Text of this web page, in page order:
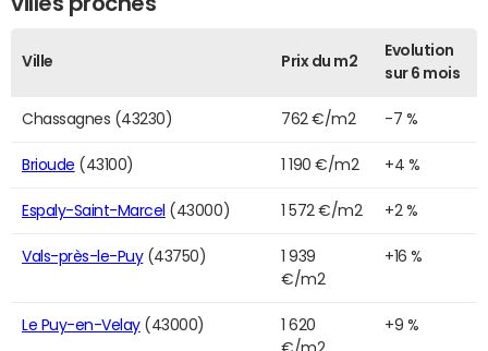
Ville Prix du m2
Evolution
sur 6 mois
Chassagnes (43230) 762 €/m2 -7 %
Brioude (43100) 1 190 €/m2 +4 %
Espaly-Saint-Marcel (43000) 1 572 €/m2 +2 %
Vals-près-le-Puy(43750)
1 939
€/m2
+16 %
Le Puy-en-Velay(43000)
1 620
€/m2
+9 %